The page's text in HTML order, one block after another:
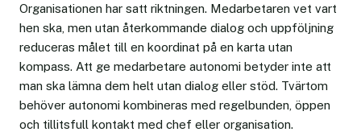
Organisationen har satt riktningen. Medarbetaren vet vart
hen ska, men utan återkommande dialog och uppföljning
reduceras målet till en koordinat på en karta utan
kompass. Att ge medarbetare autonomi betyder inte att
man ska lämna dem helt utan dialog eller stöd. Tvärtom
behöver autonomi kombineras med regelbunden, öppen
och tillitsfull kontakt med chef eller organisation.